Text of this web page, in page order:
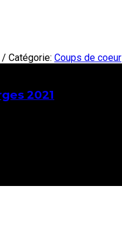
/ Catégorie: Coups de coeur
2021